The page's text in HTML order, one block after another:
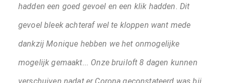
hadden een goed gevoel en een klik hadden. Dit
gevoel bleek achteraf wel te kloppen want mede
dankzij Monique hebben we het onmogelijke
mogelijk gemaakt... Onze bruiloft 8 dagen kunnen